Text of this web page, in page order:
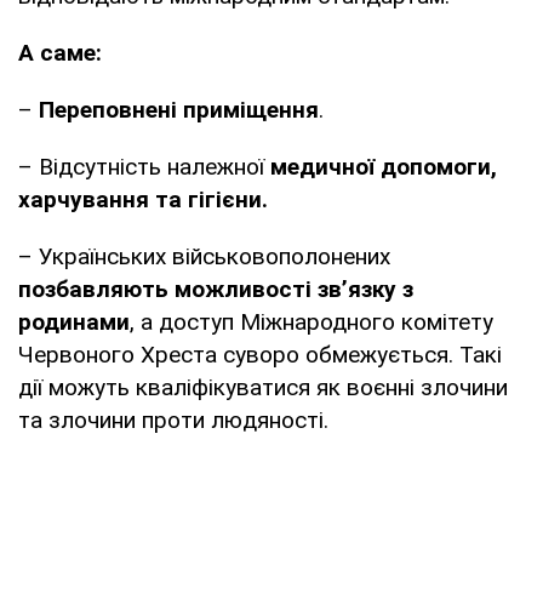
А саме:
– Переповнені приміщення.
– Відсутність належної медичної допомоги,
харчування та гігієни.
– Українських військовополонених
позбавляють можливості зв’язку з
родинами, а доступ Міжнародного комітету
Червоного Хреста суворо обмежується. Такі
дії можуть кваліфікуватися як воєнні злочини
та злочини проти людяності.